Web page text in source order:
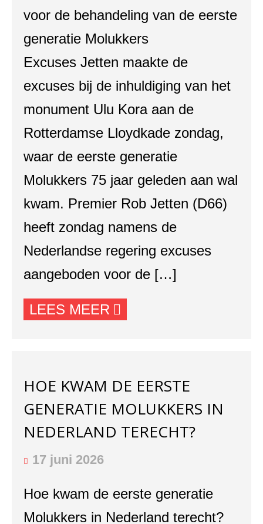
voor de behandeling van de eerste
generatie Molukkers
Excuses Jetten maakte de
excuses bij de inhuldiging van het
monument Ulu Kora aan de
Rotterdamse Lloydkade zondag,
waar de eerste generatie
Molukkers 75 jaar geleden aan wal
kwam. Premier Rob Jetten (D66)
heeft zondag namens de
Nederlandse regering excuses
aangeboden voor de […]
LEES MEER
HOE KWAM DE EERSTE
GENERATIE MOLUKKERS IN
NEDERLAND TERECHT?
17 juni 2026
Hoe kwam de eerste generatie
Molukkers in Nederland terecht?